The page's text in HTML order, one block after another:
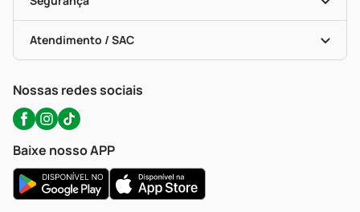
Troca E Devolução
Bulas De A A Z
Políticas De Marketplace
Testes Rápidos
Autoteste Covid-19
Certificado De Segurança
Portal Da Privacidade
Atendimento / SAC
WhatsApp (47) 9202-1687
Nossas redes sociais
Baixe nosso APP